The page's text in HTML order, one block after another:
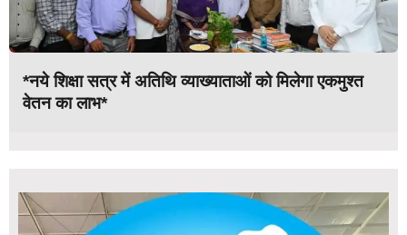
*नये शिक्षा सत्र में अतिथि व्याख्याताओं को मिलेगा एकमुश्त
वेतन का लाभ*